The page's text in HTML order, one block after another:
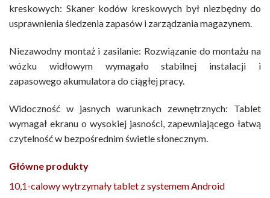
kreskowych: Skaner kodów kreskowych był niezbędny do
usprawnienia śledzenia zapasów i zarządzania magazynem.
Niezawodny montaż i zasilanie: Rozwiązanie do montażu na
wózku widłowym wymagało stabilnej instalacji i
zapasowego akumulatora do ciągłej pracy.
Widoczność w jasnych warunkach zewnętrznych: Tablet
wymagał ekranu o wysokiej jasności, zapewniającego łatwą
czytelność w bezpośrednim świetle słonecznym.
Główne produkty
10,1-calowy wytrzymały tablet z systemem Android